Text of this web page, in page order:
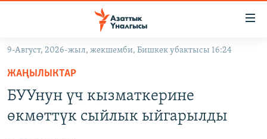
Навигацияга
өтүңүз
Издөөгө
салыңызКЫРГЫЗСТАН
9-Август, 2026-жыл, жекшемби, Бишкек убактысы 16:24
ЖАҢЫЛЫКТАР
БУУнун үч кызматкерине
өкмөттүк сыйлык ыйгарылды